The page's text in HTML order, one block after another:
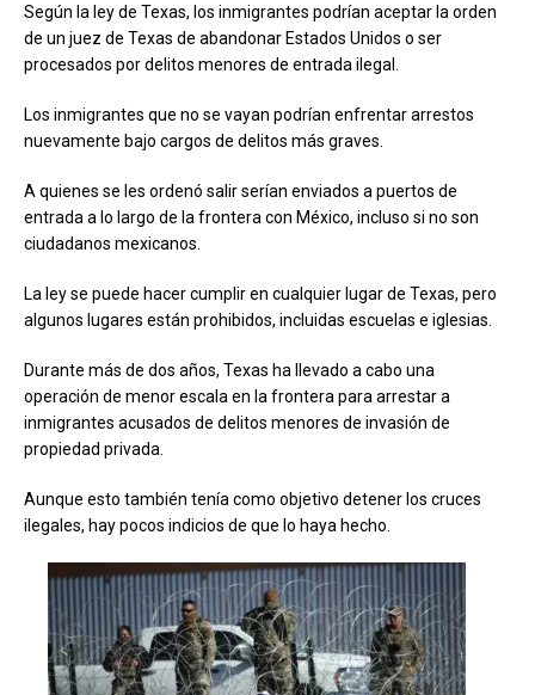
Según la ley de Texas, los inmigrantes podrían aceptar la orden
de un juez de Texas de abandonar Estados Unidos o ser
procesados por delitos menores de entrada ilegal.
Los inmigrantes que no se vayan podrían enfrentar arrestos
nuevamente bajo cargos de delitos más graves.
A quienes se les ordenó salir serían enviados a puertos de
entrada a lo largo de la frontera con México, incluso si no son
ciudadanos mexicanos.
La ley se puede hacer cumplir en cualquier lugar de Texas, pero
algunos lugares están prohibidos, incluidas escuelas e iglesias.
Durante más de dos años, Texas ha llevado a cabo una
operación de menor escala en la frontera para arrestar a
inmigrantes acusados de delitos menores de invasión de
propiedad privada.
Aunque esto también tenía como objetivo detener los cruces
ilegales, hay pocos indicios de que lo haya hecho.